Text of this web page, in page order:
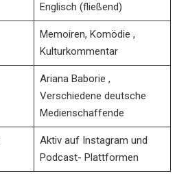
Englisch (fließend)
Memoiren, Komödie ,
Kulturkommentar
Ariana Baborie ,
Verschiedene deutsche
Medienschaffende
Aktiv auf Instagram und
Podcast- Plattformen